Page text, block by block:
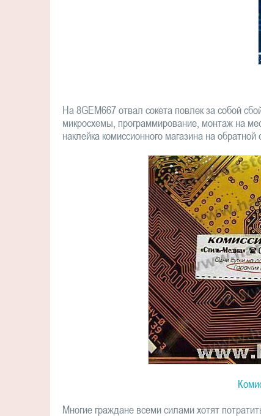
На 8GEM667 отвал сокета повлек за собой
микросхемы, программирование, монтаж на
наклейка комиссионного магазина на обратной
Многие граждане всеми силами хотят